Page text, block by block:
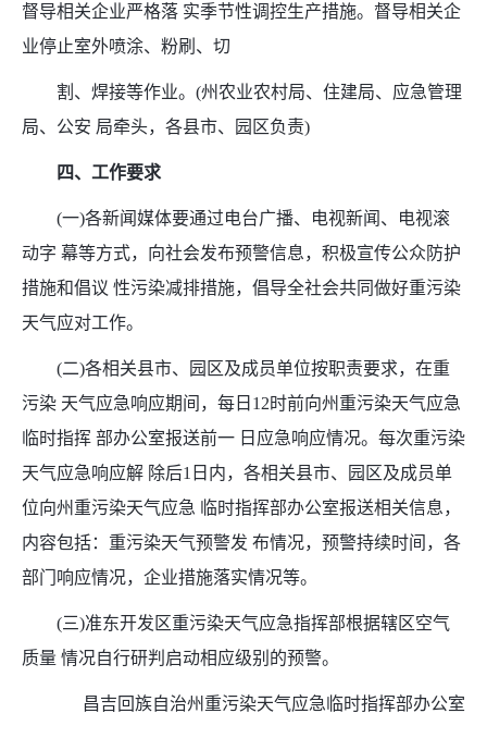
督导相关企业严格落 实季节性调控生产措施。督导相关企
业停止室外喷涂、粉刷、切
割、焊接等作业。(州农业农村局、住建局、应急管理
局、公安 局牵头，各县市、园区负责)
四、工作要求
(一)各新闻媒体要通过电台广播、电视新闻、电视滚
动字 幕等方式，向社会发布预警信息，积极宣传公众防护
措施和倡议 性污染减排措施，倡导全社会共同做好重污染
天气应对工作。
(二)各相关县市、园区及成员单位按职责要求，在重
污染 天气应急响应期间，每日12时前向州重污染天气应急
临时指挥 部办公室报送前一 日应急响应情况。每次重污染
天气应急响应解 除后1日内，各相关县市、园区及成员单
位向州重污染天气应急 临时指挥部办公室报送相关信息，
内容包括：重污染天气预警发 布情况，预警持续时间，各
部门响应情况，企业措施落实情况等。
(三)准东开发区重污染天气应急指挥部根据辖区空气
质量 情况自行研判启动相应级别的预警。
昌吉回族自治州重污染天气应急临时指挥部办公室